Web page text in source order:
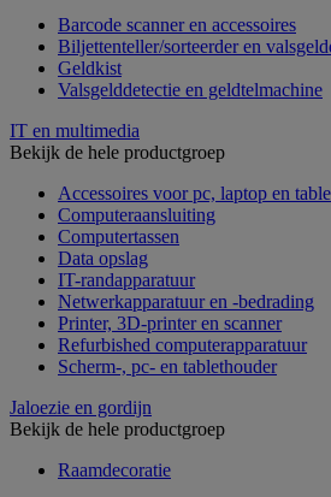
Barcode scanner en accessoires
Biljettenteller/sorteerder en
Geldkist
Valsgelddetectie en geldtelmachine
IT en multimedia
Bekijk de hele productgroep
Accessoires voor pc, laptop en
Computeraansluiting
Computertassen
Data opslag
IT-randapparatuur
Netwerkapparatuur en -bedrading
Printer, 3D-printer en scanner
Refurbished computerapparatuur
Scherm-, pc- en tablethouder
Jaloezie en gordijn
Bekijk de hele productgroep
Raamdecoratie